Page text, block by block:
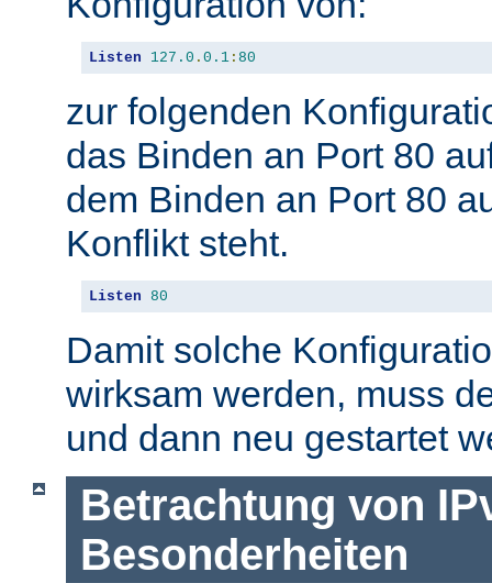
Listen 127.0 . 0.1 : 80
zur folgenden
das Binden an Port 80
dem Binden an Port 80
Konflikt steht.
Listen 80
Damit solche
wirksam werden, muss
und dann neu gestartet
Betrachtung von
Besonderheiten